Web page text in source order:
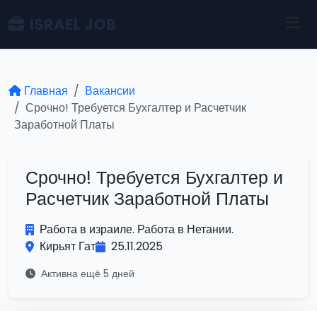
Главная
Вакансии
Срочно! Требуется Бухгалтер и Расчетчик
Заработной Платы
Срочно! Требуется Бухгалтер и
Расчетчик Заработной Платы
Работа в израиле. Работа в Нетании.
Кирьят Гат
25.11.2025
Активна ещё 5 дней